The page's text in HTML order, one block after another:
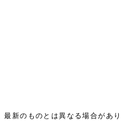
新のものとは異なる場合があり